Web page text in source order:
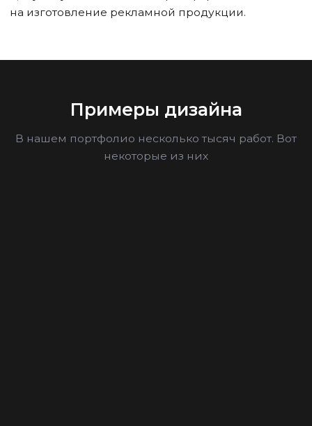
на изготовление рекламной продукции.
Примеры дизайна
В нашем портфолио несколько тысяч работ. Вот
некоторые из них